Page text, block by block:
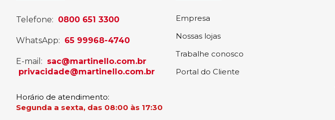
Telefone: 0800 651 3300
WhatsApp: 65 99968-4740
E-mail: sac@martinello.com.br
privacidade@martinello.com.br
Horário de atendimento:
Segunda a sexta, das 08:00 às 17:30
Empresa
Nossas lojas
Trabalhe conosco
Portal do Cliente